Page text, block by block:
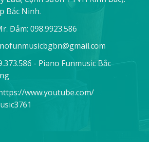
Bắc Ninh.
Đảm: 098.9923.586
- Piano Funmusic Bắc
www.youtube.com/